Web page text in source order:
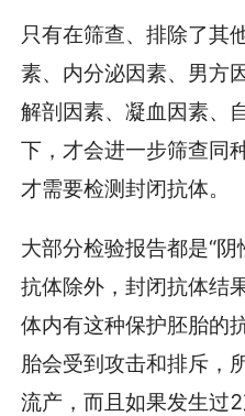
只有在筛查、排除了其
素、内分泌因素、男方
解剖因素、凝血因素、
下，才会进一步筛查同
才需要检测封闭抗体。
大部分检验报告都是“
抗体除外，封闭抗体结
体内有这种保护胚胎的
胎会受到攻击和排斥，
流产，而且如果发生过